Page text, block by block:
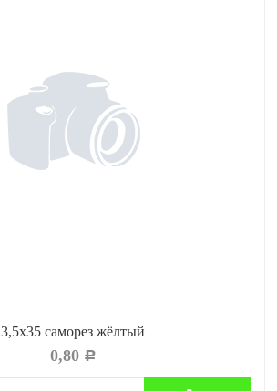
3,5x35 саморез жёлтый
0,80 Р